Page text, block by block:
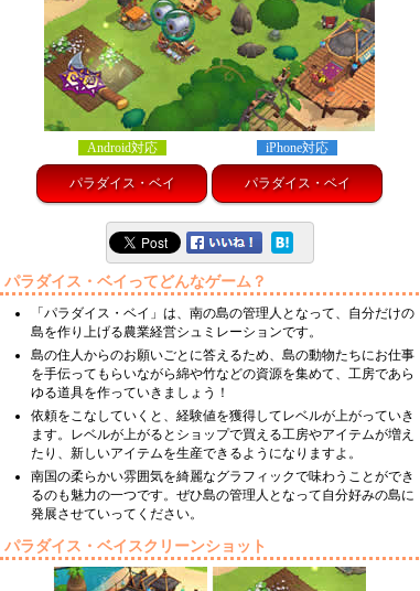
Android対応
パラダイス・ベイ
iPhone対応
パラダイス・ベイ
パラダイス・ベイってどんなゲーム？
「パラダイス・ベイ」は、南の島の管理人となって、自分だけの
島を作り上げる農業経営シュミレーションです。
島の住人からのお願いごとに答えるため、島の動物たちにお仕事
を手伝ってもらいながら綿や竹などの資源を集めて、工房であら
ゆる道具を作っていきましょう！
依頼をこなしていくと、経験値を獲得してレベルが上がっていき
ます。レベルが上がるとショップで買える工房やアイテムが増え
たり、新しいアイテムを生産できるようになりますよ。
南国の柔らかい雰囲気を綺麗なグラフィックで味わうことができ
るのも魅力の一つです。ぜひ島の管理人となって自分好みの島に
発展させていってください。
パラダイス・ベイスクリーンショット